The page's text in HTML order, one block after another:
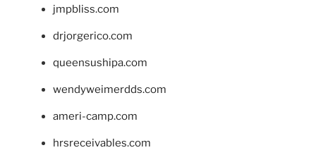
jmpbliss.com
drjorgerico.com
queensushipa.com
wendyweimerdds.com
ameri-camp.com
hrsreceivables.com